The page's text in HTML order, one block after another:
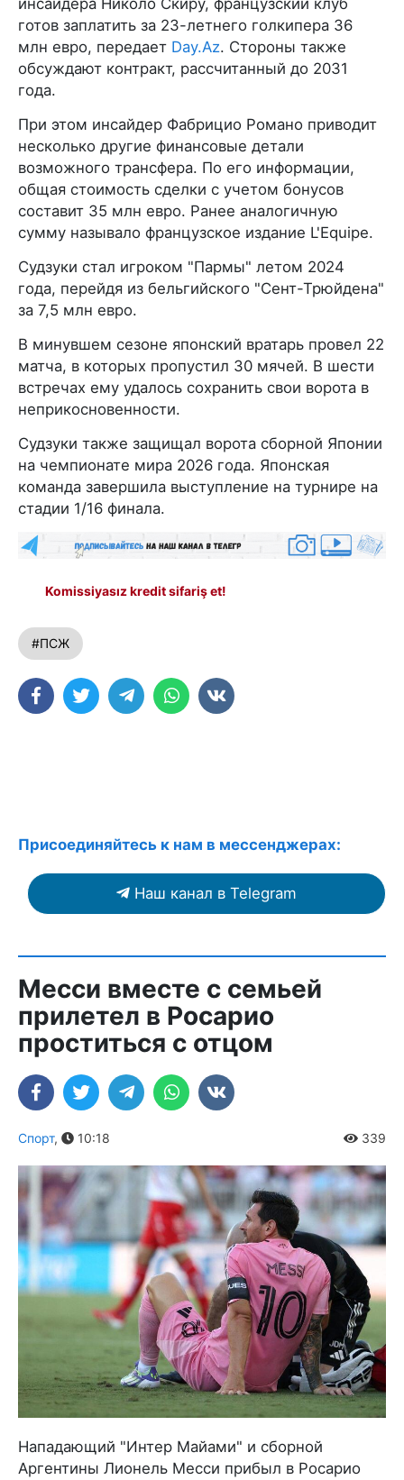
готов заплатить за 23-летнего голкипера 36
млн евро, передает Day.Az. Стороны также
обсуждают контракт, рассчитанный до 2031
года.
При этом инсайдер Фабрицио Романо приводит
несколько другие финансовые детали
возможного трансфера. По его информации,
общая стоимость сделки с учетом бонусов
составит 35 млн евро. Ранее аналогичную
сумму называло французское издание L'Equipe.
Судзуки стал игроком "Пармы" летом 2024
года, перейдя из бельгийского "Сент-Трюйдена"
за 7,5 млн евро.
В минувшем сезоне японский вратарь провел 22
матча, в которых пропустил 30 мячей. В шести
встречах ему удалось сохранить свои ворота в
неприкосновенности.
Судзуки также защищал ворота сборной Японии
на чемпионате мира 2026 года. Японская
команда завершила выступление на турнире на
стадии 1/16 финала.
Komissiyasız kredit sifariş et!
#ПСЖ
Присоединяйтесь к нам в мессенджерах:
Наш канал в Telegram
Месси вместе с семьей
прилетел в Росарио
проститься с отцом
Спорт, 10:18 339
Нападающий "Интер Майами" и сборной
Аргентины Лионель Месси прибыл в Росарио